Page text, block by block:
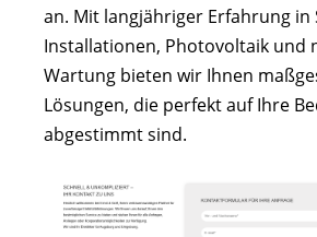
an. Mit langjähriger Erfahrung in
Installationen, Photovoltaik und
Wartung bieten wir Ihnen
Lösungen, die perfekt auf Ihre
abgestimmt sind.